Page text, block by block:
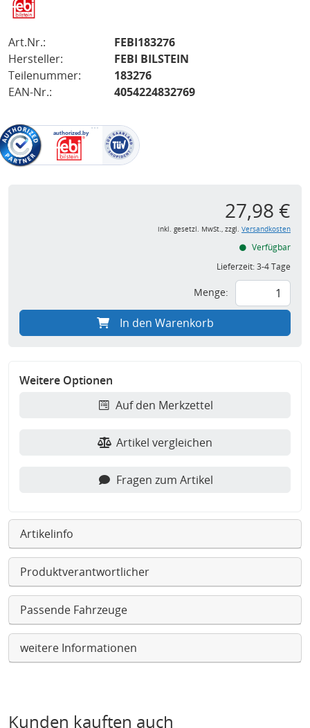
Art.Nr.:
FEBI183276
Hersteller:
FEBI BILSTEIN
Teilenummer:
183276
EAN-Nr.:
4054224832769
27,98 €
inkl. gesetzl. MwSt., zzgl. Versandkosten
Verfügbar
Lieferzeit:3-4 Tage
Menge:
In den Warenkorb
Weitere Optionen
Auf den Merkzettel
Artikel vergleichen
Fragen zum Artikel
Artikelinfo
Produktverantwortlicher
Passende Fahrzeuge
weitere Informationen
Kunden kauften auch